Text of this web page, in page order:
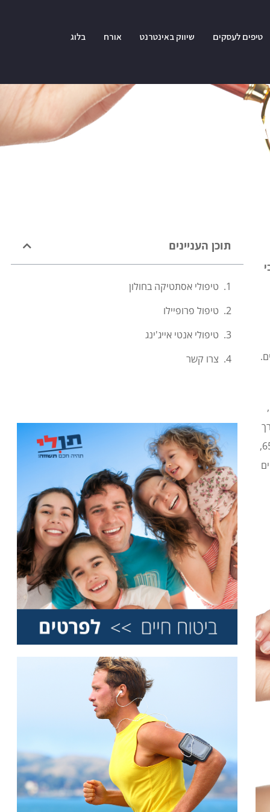
טיפים לעסקים שיווק באינטרנט אורח בלוג
הדרך
המדעיות הגדולות והתפתחות הטכנולוגיה הרפואית והמחקרית, צמחה תוחלת החיים אל מעל גיל 65,
תוכן העניינים
טיפולי אסתטיקה בחולון
טיפול פרופיילו
טיפולי אנטי אייג'ינג
צרו קשר